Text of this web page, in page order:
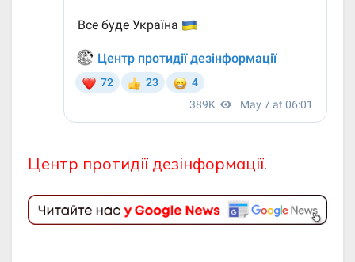
Центр протидії дезінформації.